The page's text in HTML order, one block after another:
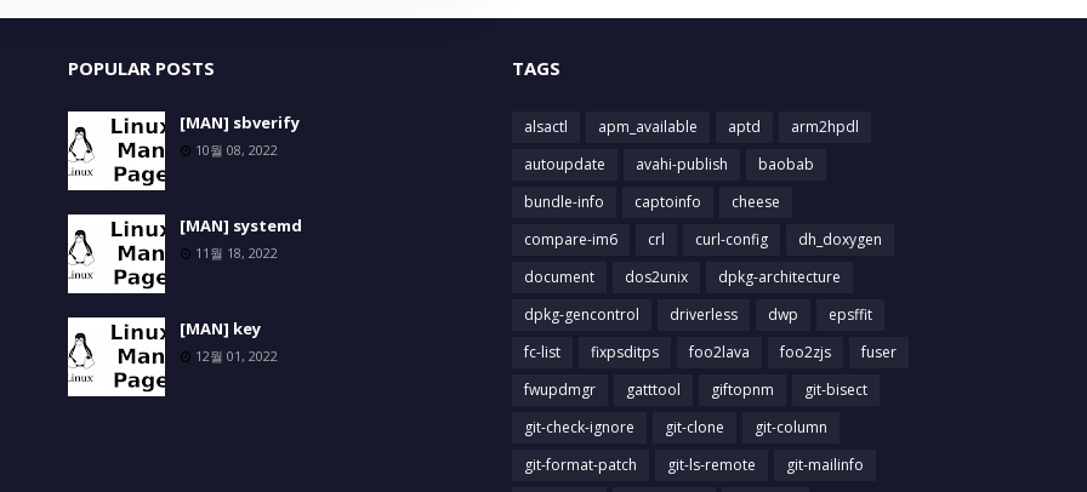
POPULAR POSTS
[MAN] sbverify
10월 08, 2022
[MAN] systemd
11월 18, 2022
[MAN] key
12월 01, 2022
TAGS
alsactl apm_available aptd
arm2hpdl
autoupdate
avahi-publish
baobab
bundle-info
captoinfo
cheese
compare-im6
crl curl-config
dh_doxygen
document
dos2unix
dpkg-architecture
dpkg-gencontrol
driverless dwp
epsffit
fc-list
fixpsditps foo2lava foo2zjs
fuser
fwupdmgr
gatttool giftopnm
git-bisect
git-check-ignore
git-clone
git-column
git-format-patch
git-ls-remote git-mailinfo